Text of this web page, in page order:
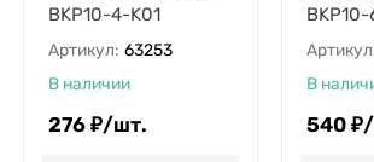
BKP10-4-K01
Артикул: 63253
В наличии
276 ₽/шт.
В
540 ₽/